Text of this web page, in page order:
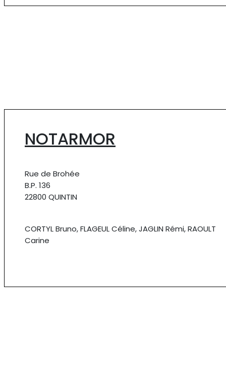
NOTARMOR
Rue de Brohée
B.P. 136
22800 QUINTIN
CORTYL Bruno, FLAGEUL Céline, JAGLIN Rémi, RAOULT
Carine